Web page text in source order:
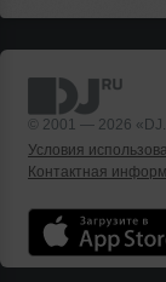
© 2001 — 2026
Условия
Контактная